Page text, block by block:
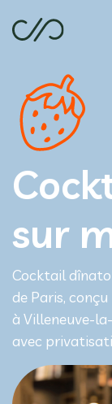
sur
Cocktail
de Paris,
à Villeneuve-
avec